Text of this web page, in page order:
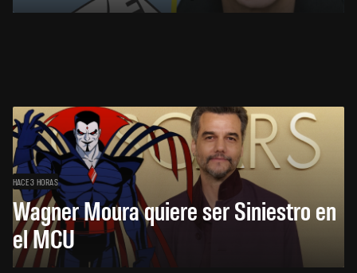
HACE 3 HORAS
Wagner Moura quiere ser Siniestro en
el MCU